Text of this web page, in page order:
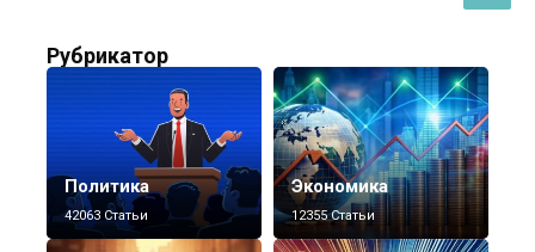
Рубрикатор
Политика
42063 Статьи
Экономика
12355 Статьи